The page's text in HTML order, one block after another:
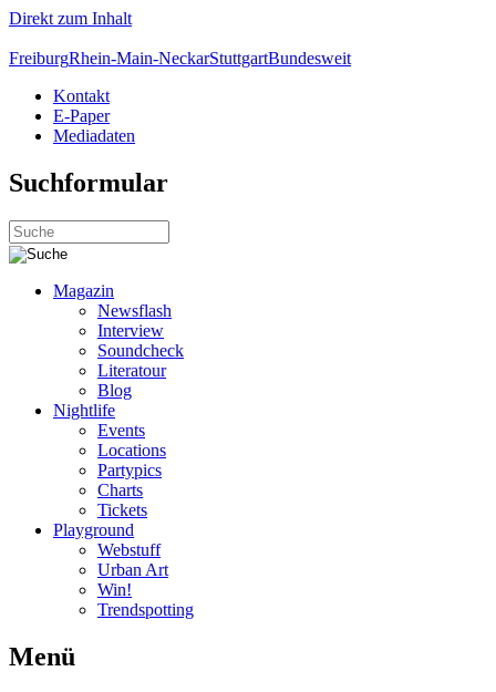
Direkt zum Inhalt
FreiburgRhein-Main-NeckarStuttgartBundesweit
Kontakt
E-Paper
Mediadaten
Suchformular
Magazin
Newsflash
Interview
Soundcheck
Literatour
Blog
Nightlife
Events
Locations
Partypics
Charts
Tickets
Playground
Webstuff
Urban Art
Win!
Trendspotting
Menü